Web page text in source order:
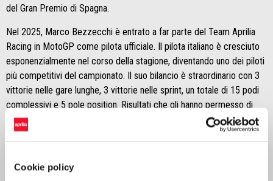
Cookie policy
del Gran Premio di Spagna.
Nel 2025, Marco Bezzecchi è entrato a far parte del Team Aprilia
Racing in MotoGP come pilota ufficiale. Il pilota italiano è cresciuto
esponenzialmente nel corso della stagione, diventando uno dei piloti
più competitivi del campionato. Il suo bilancio è straordinario con 3
vittorie nelle gare lunghe, 3 vittorie nelle sprint, un totale di 15 podi
complessivi e 5 pole position. Risultati che gli hanno permesso di
chiudere il mondiale in terza posizione con 353 punti, il miglior
risultato di un pilota nella storia di Aprilia Racing in MotoGP. Nel 2026
l’obiettivo di riaffermarsi come uno dei protagonisti assoluti della